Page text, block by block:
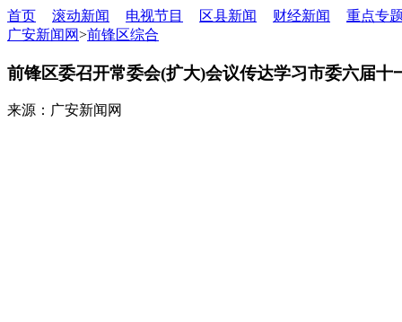
首页 滚动新闻 电视节目 区县新闻 财经新闻
重点专
广安新闻网>前锋区综合
前锋区委召开常委会(扩大)会议传达学习市委六届十
来源：广安新闻网